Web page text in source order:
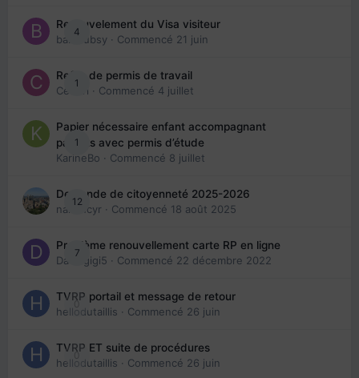
4
Renouvelement du Visa visiteur
babibubsy · Commencé 21 juin
1
Refus de permis de travail
Cedbri · Commencé 4 juillet
1
Papier nécessaire enfant accompagnant
parents avec permis d’étude
KarineBo · Commencé 8 juillet
12
Demande de citoyenneté 2025-2026
nanancyr · Commencé 18 août 2025
7
Problème renouvellement carte RP en ligne
Davidgigi5 · Commencé 22 décembre 2022
0
TVRP portail et message de retour
hellodutaillis · Commencé 26 juin
0
TVRP ET suite de procédures
hellodutaillis · Commencé 26 juin